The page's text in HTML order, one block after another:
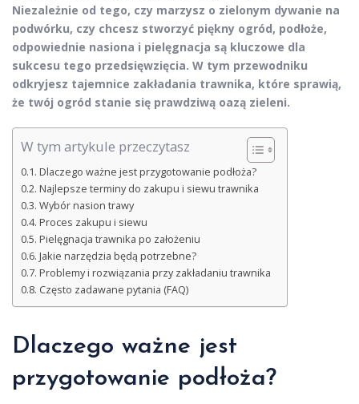
Niezależnie od tego, czy marzysz o zielonym dywanie na
podwórku, czy chcesz stworzyć piękny ogród, podłoże,
odpowiednie nasiona i pielęgnacja są kluczowe dla
sukcesu tego przedsięwzięcia. W tym przewodniku
odkryjesz tajemnice zakładania trawnika, które sprawią,
że twój ogród stanie się prawdziwą oazą zieleni.
W tym artykule przeczytasz
Dlaczego ważne jest przygotowanie podłoża?
Najlepsze terminy do zakupu i siewu trawnika
Wybór nasion trawy
Proces zakupu i siewu
Pielęgnacja trawnika po założeniu
Jakie narzędzia będą potrzebne?
Problemy i rozwiązania przy zakładaniu trawnika
Często zadawane pytania (FAQ)
Dlaczego ważne jest
przygotowanie podłoża?